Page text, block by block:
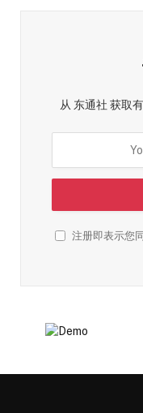
从 东通社 获取
注册即表示您